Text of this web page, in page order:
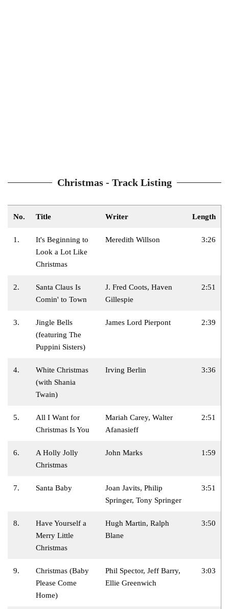
Christmas - Track Listing
No. Title Writer Length
1.
It's Beginning to
Look a Lot Like
Christmas
Meredith Willson 3:26
2.
Santa Claus Is
Comin' to Town
J. Fred Coots, Haven
Gillespie
2:51
3.
Jingle Bells
(featuring The
Puppini Sisters)
James Lord Pierpont 2:39
4.
White Christmas
(with Shania
Twain)
Irving Berlin 3:36
5.
All I Want for
Christmas Is You
Mariah Carey, Walter
Afanasieff
2:51
6.
A Holly Jolly
Christmas
John Marks 1:59
7. Santa Baby
Joan Javits, Philip
Springer, Tony Springer
3:51
8.
Have Yourself a
Merry Little
Christmas
Hugh Martin, Ralph
Blane
3:50
9.
Christmas (Baby
Please Come
Home)
Phil Spector, Jeff Barry,
Ellie Greenwich
3:03